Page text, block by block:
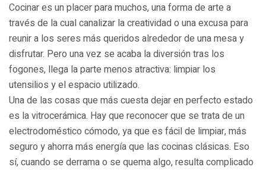
Cocinar es un placer para muchos, una forma de arte a
través de la cual canalizar la creatividad o una excusa para
reunir a los seres más queridos alrededor de una mesa y
disfrutar. Pero una vez se acaba la diversión tras los
fogones, llega la parte menos atractiva: limpiar los
utensilios y el espacio utilizado.
Una de las cosas que más cuesta dejar en perfecto estado
es la vitrocerámica. Hay que reconocer que se trata de un
electrodoméstico cómodo, ya que es fácil de limpiar, más
seguro y ahorra más energía que las cocinas clásicas. Eso
sí, cuando se derrama o se quema algo, resulta complicado